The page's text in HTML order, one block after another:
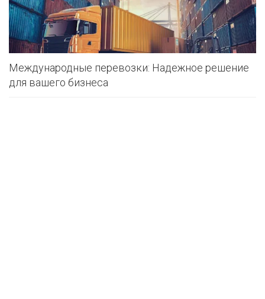
Международные перевозки: Надежное решение
для вашего бизнеса